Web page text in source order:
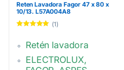
Reten Lavadora Fagor 47 x 80 x
10/13. L57A004A8
(1)
Retén lavadora
ELECTROLUX,